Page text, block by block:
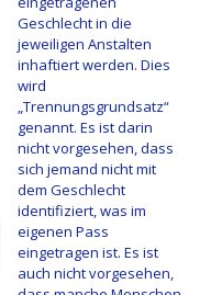
Geschlecht in die
jeweiligen Anstalten
inhaftiert werden. Dies
wird
„Trennungsgrundsatz“
genannt. Es ist darin
nicht vorgesehen, dass
sich jemand nicht mit
dem Geschlecht
identifiziert, was im
eigenen Pass
eingetragen ist. Es ist
auch nicht vorgesehen,